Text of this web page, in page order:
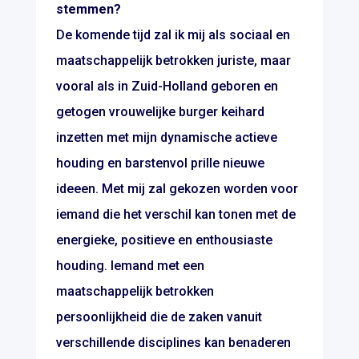
stemmen?
De komende tijd zal ik mij als sociaal en
maatschappelijk betrokken juriste, maar
vooral als in Zuid-Holland geboren en
getogen vrouwelijke burger keihard
inzetten met mijn dynamische actieve
houding en barstenvol prille nieuwe
ideeen. Met mij zal gekozen worden voor
iemand die het verschil kan tonen met de
energieke, positieve en enthousiaste
houding. Iemand met een
maatschappelijk betrokken
persoonlijkheid die de zaken vanuit
verschillende disciplines kan benaderen